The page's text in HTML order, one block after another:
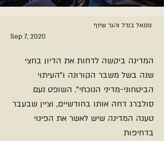
נתנאל בנדל והגר שיזף
Sep 7, 2020
המדינה ביקשה לדחות את הדיון בחצי
שנה בשל משבר הקורונה ו"העיתוי
הביטחוני-מדיני הנוכחי". השופט נעם
סולברג דחה אותו בחודשיים, וציין שבעבר
טענה המדינה שיש לאשר את הפינוי
בדחיפות